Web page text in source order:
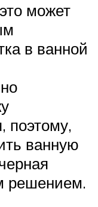
может
в ванной
поэтому,
ванную
решением.